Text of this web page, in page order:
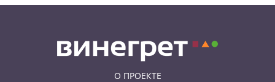
О ПРОЕКТЕ